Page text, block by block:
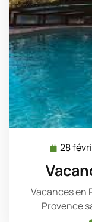
28
Vacances en
Provence